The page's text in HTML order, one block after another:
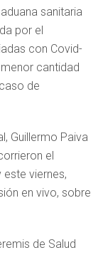
sanitaria
por el
con Covid-
cantidad
de
Guillermo Paiva
el
viernes,
en vivo, sobre
de Salud